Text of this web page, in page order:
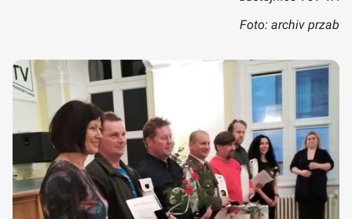
Foto: archiv przab